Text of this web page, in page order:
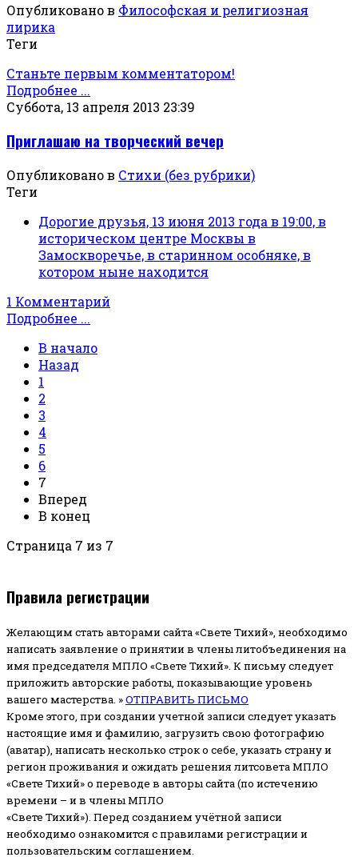
Опубликовано в Философская и религиозная
лирика
Теги
Станьте первым комментатором!
Подробнее ...
Суббота, 13 апреля 2013 23:39
Приглашаю на творческий вечер
Опубликовано в Стихи (без рубрики)
Теги
Дорогие друзья, 13 июня 2013 года в 19:00, в
историческом центре Москвы в
Замоскворечье, в старинном особняке, в
котором ныне находится
1 Комментарий
Подробнее ...
В начало
Назад
1
2
3
4
5
6
7
Вперед
В конец
Страница 7 из 7
Правила регистрации
Желающим стать авторами сайта «Свете Тихий», необходимо
написать заявление о принятии в члены литобъединения на
имя председателя МПЛО «Свете Тихий». К письму следует
приложить авторские работы, показывающие уровень
вашего мастерства. »ОТПРАВИТЬ ПИСЬМО
Кроме этого, при создании учетной записи следует указать
настоящие имя и фамилию, загрузить свою фотографию
(аватар), написать несколько строк о себе, указать страну и
регион проживания и ожидать решения литсовета МПЛО
«Свете Тихий» о переводе в авторы сайта (по истечению
времени – и в члены МПЛО
«Свете Тихий»). Перед созданием учётной записи
необходимо ознакомится с правилами регистрации и
пользовательским соглашением.